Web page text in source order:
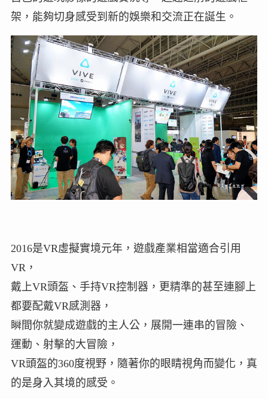
架，能夠切身感受到新的娛樂和交流正在誕生。
2016是VR虛擬實境元年，遊戲產業相當適合引用
VR，
戴上VR頭盔、手持VR控制器，更精準的甚至連腳上
都要配戴VR感測器，
瞬間你就變成遊戲的主人公，展開一連串的冒險、
運動、射擊的大冒險，
VR頭盔的360度視野，隨著你的眼睛視角而變化，真
的是身入其境的感受。